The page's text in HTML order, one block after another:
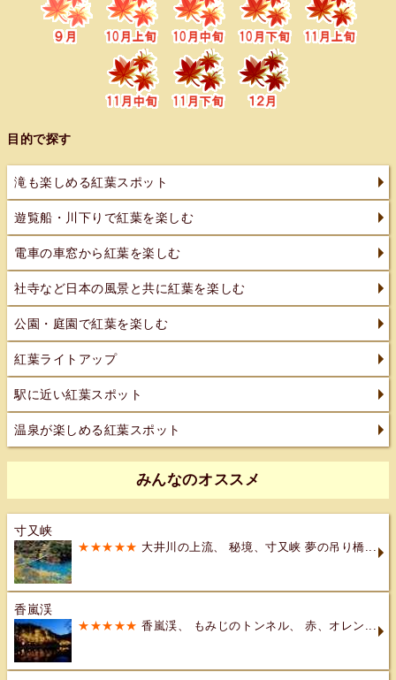
目的で探す
滝も楽しめる紅葉スポット
遊覧船・川下りで紅葉を楽しむ
電車の車窓から紅葉を楽しむ
社寺など日本の風景と共に紅葉を楽しむ
公園・庭園で紅葉を楽しむ
紅葉ライトアップ
駅に近い紅葉スポット
温泉が楽しめる紅葉スポット
みんなのオススメ
寸又峡
★★★★★ 大井川の上流、 秘境、寸又峡 夢の吊り橋...
香嵐渓
★★★★★ 香嵐渓、 もみじのトンネル、 赤、オレン...